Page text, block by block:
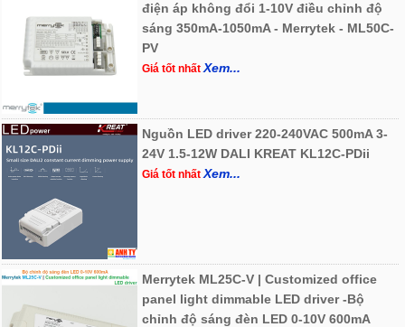
điện áp không đổi 1-10V điều chỉnh độ
sáng 350mA-1050mA - Merrytek - ML50C-
PV
Giá tốt nhấtXem...
Nguồn LED driver 220-240VAC 500mA 3-
24V 1.5-12W DALI KREAT KL12C-PDii
Giá tốt nhấtXem...
Merrytek ML25C-V | Customized office
panel light dimmable LED driver -Bộ
chỉnh độ sáng đèn LED 0-10V 600mA